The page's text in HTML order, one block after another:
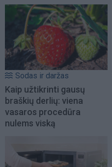
Sodas ir daržas
Kaip užtikrinti gausų
braškių derlių: viena
vasaros procedūra
nulems viską